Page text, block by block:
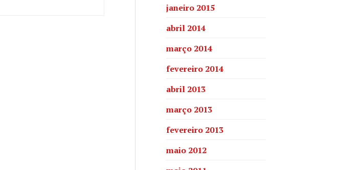
janeiro 2015
abril 2014
março 2014
fevereiro 2014
abril 2013
março 2013
fevereiro 2013
maio 2012